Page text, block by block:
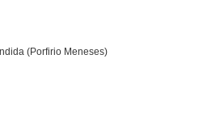
(Porfirio Meneses)